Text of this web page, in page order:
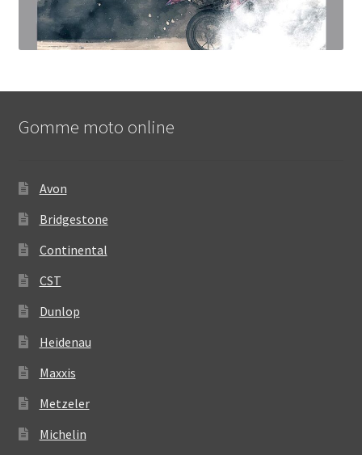
Gomme moto online
Avon
Bridgestone
Continental
CST
Dunlop
Heidenau
Maxxis
Metzeler
Michelin